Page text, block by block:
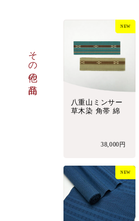
その他の商品
八重山ミンサー
草木染 角帯 綿
38,000円
NEW
NEW